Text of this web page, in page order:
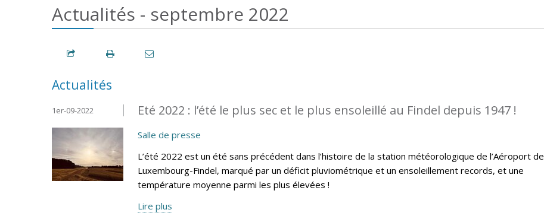
Actualités - septembre 2022
Actualités
Eté 2022 : l’été le plus sec et le plus ensoleillé au Findel depuis 1947 !
1er-09-2022
Salle de presse
L’été 2022 est un été sans précédent dans l’histoire de la station météorologique de l’Aéroport de
Luxembourg-Findel, marqué par un déficit pluviométrique et un ensoleillement records, et une
température moyenne parmi les plus élevées !
Lire plus